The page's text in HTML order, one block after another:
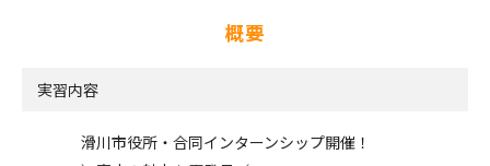
概要
実習内容
滑川市役所・合同インターンシップ開催！